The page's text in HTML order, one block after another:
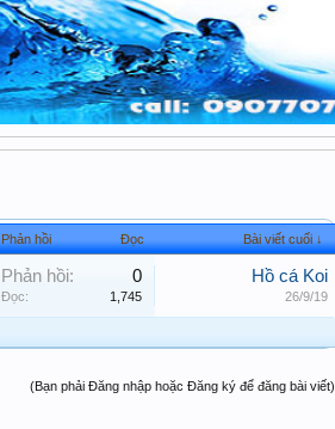
Phản hồi Đọc Bài viết cuối ↓
Phản hồi: 0
Đọc: 1,745
Hồ cá Koi
26/9/19
(Bạn phải Đăng nhập hoặc Đăng ký để đăng bài viết)